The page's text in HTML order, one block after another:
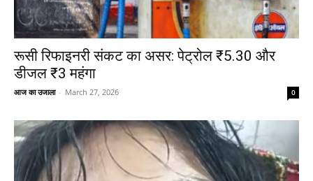
रूसी रिफाइनरी संकट का असर: पेट्रोल ₹5.30 और
डीजल ₹3 महंगा
आज का उजाला - March 27, 2026 0